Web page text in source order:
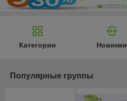
Категории Новинки
Популярные группы